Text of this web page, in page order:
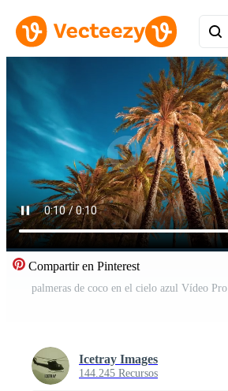
Compartir en Pinterest
palmeras de coco en el cielo azul Vídeo Pro
Icetray Images
144.245 Recursos